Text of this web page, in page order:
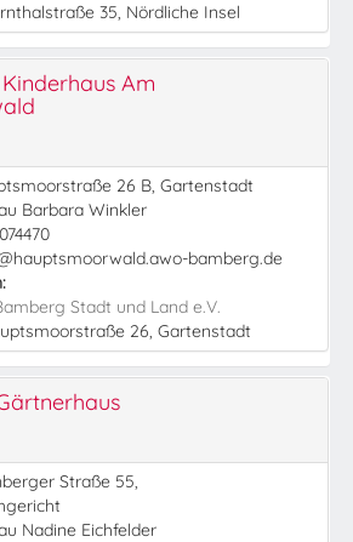
35, Nördliche Insel
Am
26 B, Gartenstadt
Barbara Winkler
bamberg.de
Stadt und Land e.V.
26, Gartenstadt
Straße 55,
Nadine Eichfelder